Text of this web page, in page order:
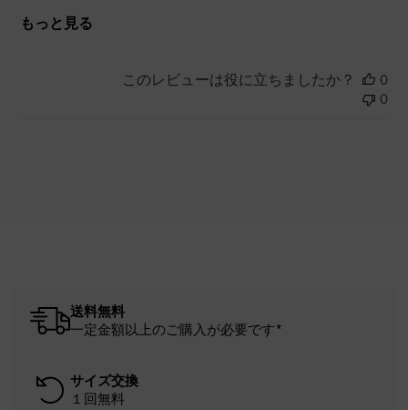
もっと見る
このレビューは役に立ちましたか？
0
0
送料無料
一定金額以上のご購入が必要です*
サイズ交換
１回無料